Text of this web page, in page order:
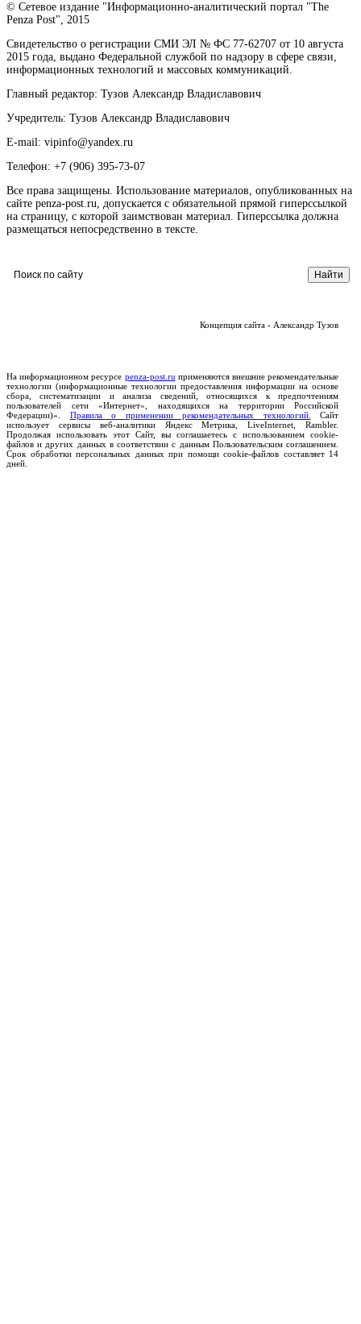
© Сетевое издание "Информационно-аналитический портал "The
Penza Post", 2015
Свидетельство о регистрации СМИ ЭЛ № ФС 77-62707 от 10 августа
2015 года, выдано Федеральной службой по надзору в сфере связи,
информационных технологий и массовых коммуникаций.
Главный редактор: Тузов Александр Владиславович
Учредитель: Тузов Александр Владиславович
E-mail: vipinfo@yandex.ru
Телефон: +7 (906) 395-73-07
Все права защищены. Использование материалов, опубликованных на
сайте penza-post.ru, допускается с обязательной прямой гиперссылкой
на страницу, с которой заимствован материал. Гиперссылка должна
размещаться непосредственно в тексте.
Концепция сайта - Александр Тузов
На информационном ресурсе penza-post.ru применяются внешние рекомендательные
технологии (информационные технологии предоставления информации на основе
сбора, систематизации и анализа сведений, относящихся к предпочтениям
пользователей сети «Интернет», находящихся на территории Российской
Федерации)». Правила о применении рекомендательных технологий.
Сайт
использует сервисы веб-аналитики Яндекс Метрика, LiveInternet, Rambler.
Продолжая использовать этот Сайт, вы соглашаетесь с использованием cookie-
файлов и других данных в соответствии с данным Пользовательским соглашением.
Срок обработки персональных данных при помощи cookie-файлов составляет 14
дней.